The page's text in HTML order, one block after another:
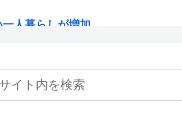
人暮らしが増加
「チャッターボックス」、熊本地...
？